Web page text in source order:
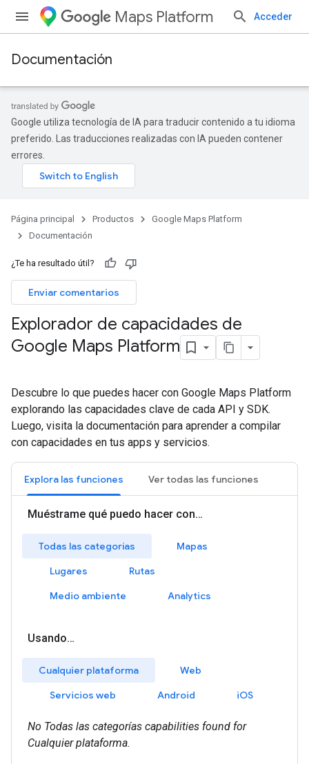
Maps Platform Acceder
Documentación
Google utiliza tecnología de IA para traducir contenido a tu idioma
preferido. Las traducciones realizadas con IA pueden contener
errores.
Página principal Productos
Google Maps Platform
Documentación
¿Te ha resultado útil?
Enviar comentarios
Explorador de capacidades de
Google Maps Platform